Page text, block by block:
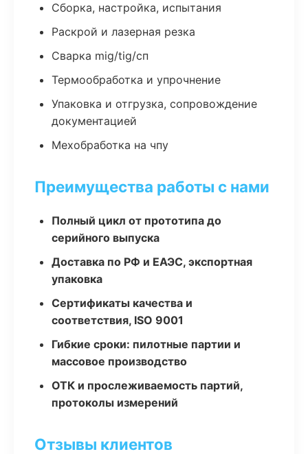
Сборка, настройка, испытания
Раскрой и лазерная резка
Сварка mig/tig/сп
Термообработка и упрочнение
Упаковка и отгрузка, сопровождение
документацией
Мехобработка на чпу
Преимущества работы с нами
Полный цикл от прототипа до
серийного выпуска
Доставка по РФ и ЕАЭС, экспортная
упаковка
Сертификаты качества и
соответствия, ISO 9001
Гибкие сроки: пилотные партии и
массовое производство
ОТК и прослеживаемость партий,
протоколы измерений
Отзывы клиентов